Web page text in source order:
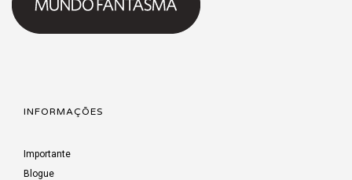
INFORMAÇÕES
Importante
Blogue